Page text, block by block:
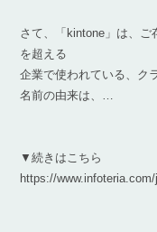
さて、「kintone」は、ご
を超える
企業で使われている、ク
名前の由来は、…
▼続きはこちら
https://